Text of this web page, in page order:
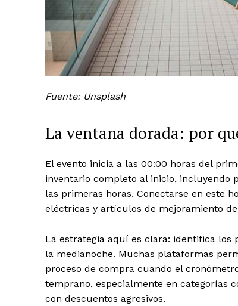
Fuente: Unsplash
La ventana dorada: por
El evento inicia a las 00:00 horas del
inventario completo al inicio, incluyendo
las primeras horas. Conectarse en este
eléctricas y artículos de mejoramiento
La estrategia aquí es clara: identifica los
la medianoche. Muchas plataformas
proceso de compra cuando el
temprano, especialmente en categorías
con descuentos agresivos.